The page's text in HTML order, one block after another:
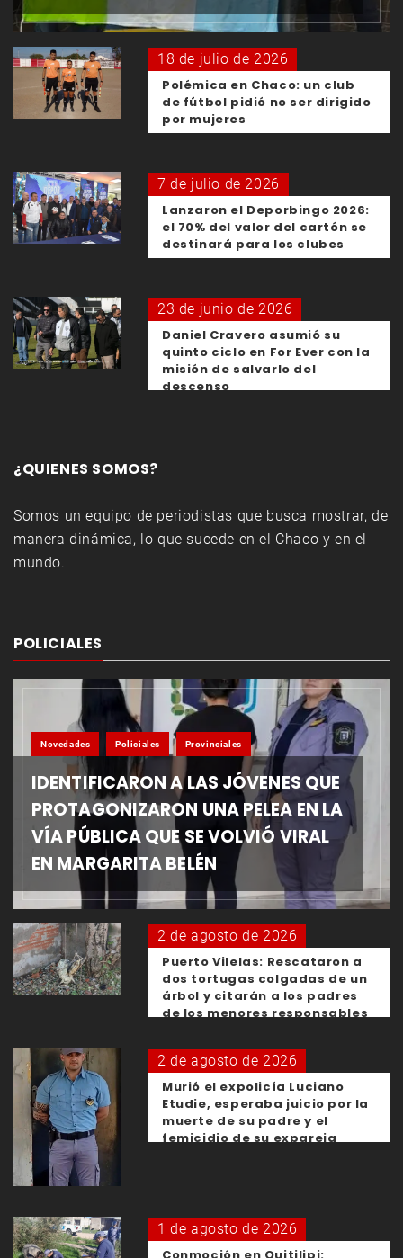
18 de julio de 2026
Polémica en Chaco: un club
de fútbol pidió no ser dirigido
por mujeres
7 de julio de 2026
Lanzaron el Deporbingo 2026:
el 70% del valor del cartón se
destinará para los clubes
23 de junio de 2026
Daniel Cravero asumió su
quinto ciclo en For Ever con la
misión de salvarlo del
descenso
¿QUIENES SOMOS?
Somos un equipo de periodistas que busca mostrar, de
manera dinámica, lo que sucede en el Chaco y en el
mundo.
POLICIALES
Novedades Policiales Provinciales
IDENTIFICARON A LAS JÓVENES QUE
PROTAGONIZARON UNA PELEA EN LA
VÍA PÚBLICA QUE SE VOLVIÓ VIRAL
EN MARGARITA BELÉN
2 de agosto de 2026
Puerto Vilelas: Rescataron a
dos tortugas colgadas de un
árbol y citarán a los padres
de los menores responsables
2 de agosto de 2026
Murió el expolicía Luciano
Etudie, esperaba juicio por la
muerte de su padre y el
femicidio de su expareja
1 de agosto de 2026